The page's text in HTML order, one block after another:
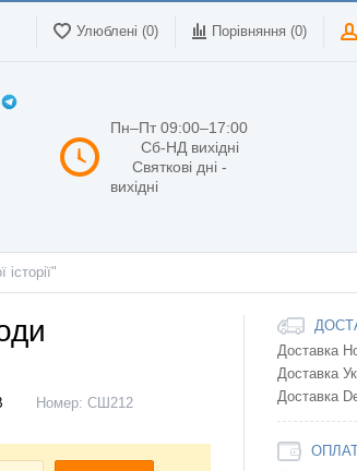
Улюблені (0) Порівняння (0)
Пн–Пт 09:00–17:00
Сб-НД вихідні
Святкові дні -
вихідні
Номер: СШ212
Доставка
Доставка
Доставка